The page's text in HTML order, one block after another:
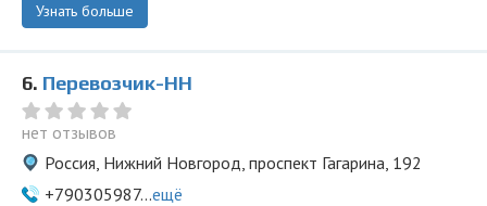
Узнать больше
6. Перевозчик-НН
нет отзывов
Россия, Нижний Новгород, проспект Гагарина, 192
+790305987...ещё